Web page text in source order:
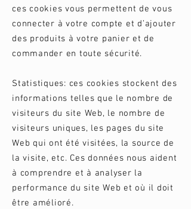
ces cookies vous permettent de vous
connecter à votre compte et d’ajouter
des produits à votre panier et de
commander en toute sécurité.
Statistiques: ces cookies stockent des
informations telles que le nombre de
visiteurs du site Web, le nombre de
visiteurs uniques, les pages du site
Web qui ont été visitées, la source de
la visite, etc. Ces données nous aident
à comprendre et à analyser la
performance du site Web et où il doit
être amélioré.